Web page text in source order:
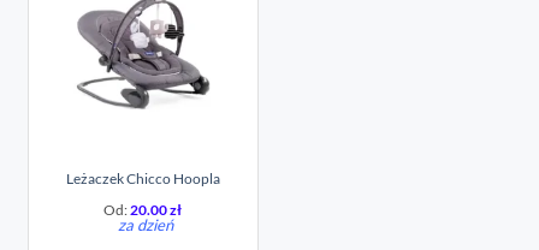
Leżaczek Chicco Hoopla
Od:20.00zł
za dzień